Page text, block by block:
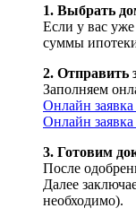
1. Выбрать
Если у вас
суммы
2. Отправить
Заполняем
Онлайн
Онлайн
3. Готовим
После
Далее
необходимо).